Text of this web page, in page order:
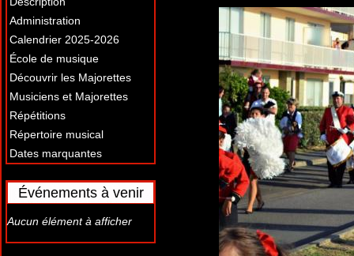
Administration
Calendrier 2025-2026
École de musique
Découvrir les Majorettes
Musiciens et Majorettes
Répétitions
Répertoire musical
Dates marquantes
Événements à venir
Aucun élément à afficher